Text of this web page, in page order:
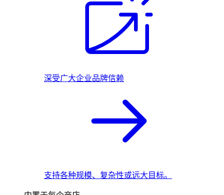
深受广大企业品牌信赖
支持各种规模、复杂性或远大目标。